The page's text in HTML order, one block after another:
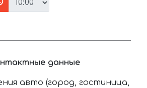
данные
авто (город, гостиница,